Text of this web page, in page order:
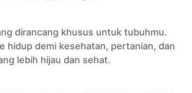
dirancang khusus untuk tubuhmu.
hidup demi kesehatan, pertanian, dan
lebih hijau dan sehat.